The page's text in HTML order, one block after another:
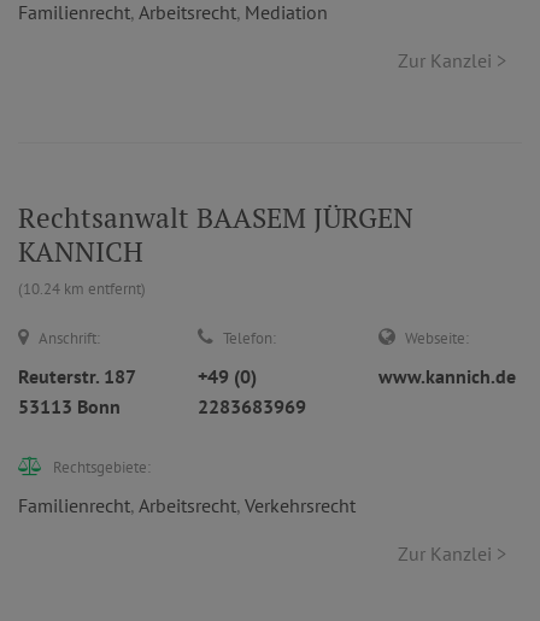
Familienrecht, Arbeitsrecht, Mediation
Zur Kanzlei >
Rechtsanwalt BAASEM JÜRGEN
KANNICH
(10.24 km entfernt)
Anschrift:
Reuterstr. 187
53113 Bonn
Telefon:
+49 (0)
2283683969
Webseite:
www.kannich.de
Rechtsgebiete:
Familienrecht, Arbeitsrecht, Verkehrsrecht
Zur Kanzlei >